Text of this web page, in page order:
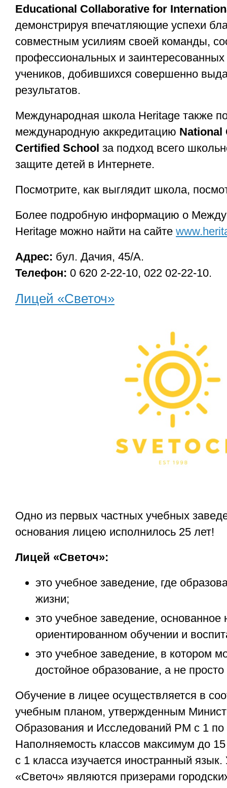
Educational Collaborative for
демонстрируя впечатляющие успехи
совместным усилиям своей команды,
профессиональных и
учеников, добившихся совершенно
результатов.
Международная школа Heritage также
международную аккредитацию National
Certified School за подход всего
защите детей в Интернете.
Посмотрите, как выглядит школа,
Более подробную информацию о
Heritage можно найти на сайте
Адрес: бул. Дачия, 45/A.
Телефон: 0 620 2-22-10, 022 02-22-10.
Лицей «Светоч»
Одно из первых частных учебных
основания лицею исполнилось 25 лет!
Лицей «Светоч»:
это учебное заведение, где
жизни;
это учебное заведение, основанное
ориентированном обучении и
это учебное заведение, в котором
достойное образование, а не
Обучение в лицее осуществляется в
учебным планом, утвержденным
Образования и Исследований РМ с 1 по
Наполняемость классов максимум до
с 1 класса изучается иностранный
«Светоч» являются призерами